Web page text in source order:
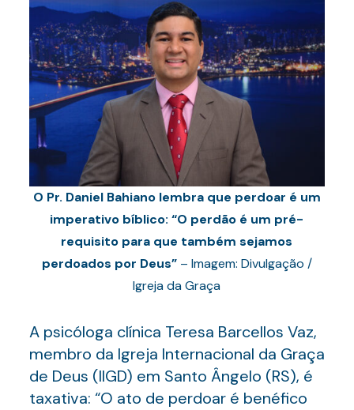
O Pr. Daniel Bahiano lembra que perdoar é um
imperativo bíblico: “O perdão é um pré-
requisito para que também sejamos
perdoados por Deus”– Imagem: Divulgação /
Igreja da Graça
A psicóloga clínica Teresa Barcellos Vaz,
membro da Igreja Internacional da Graça
de Deus (IIGD) em Santo Ângelo (RS), é
taxativa: “O ato de perdoar é benéfico